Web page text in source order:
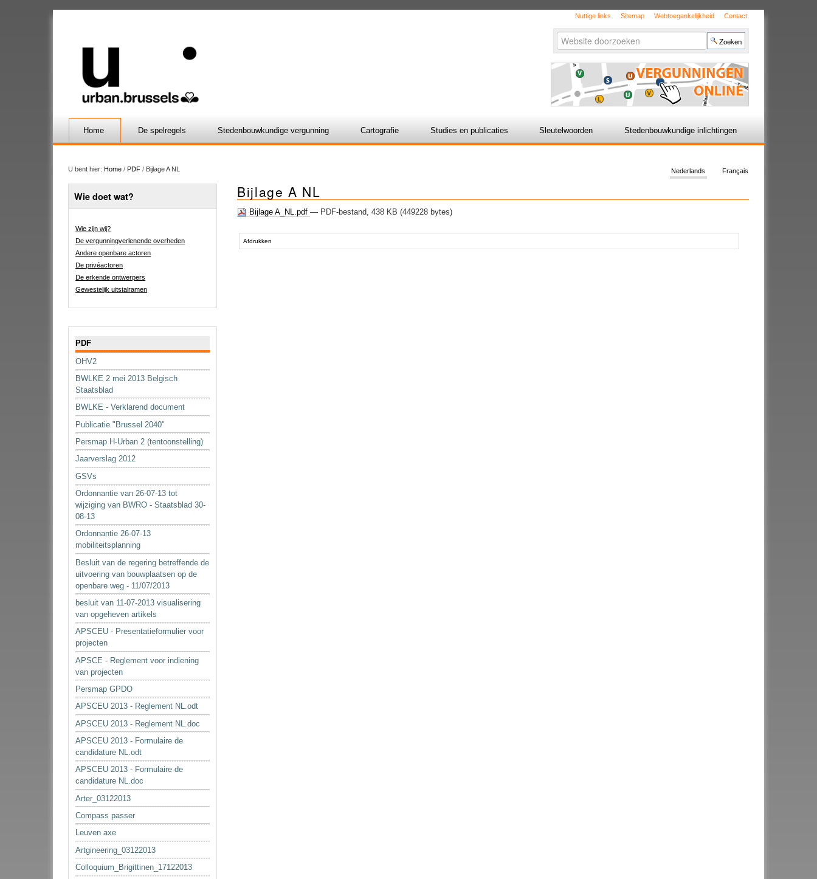
Nuttige links Sitemap Webtoegankelijkheid Contact
Zoek
zoeken...
Home De spelregels Stedenbouwkundige vergunning Cartografie Studies en publicaties Sleutelwoorden Stedenbouwkundige inlichtingen
U bent hier: Home / PDF / Bijlage A NL Français
Nederlands
Wie doet wat?
Wie zijn wij?
De vergunningverlenende overheden
Andere openbare actoren
De privéactoren
De erkende ontwerpers
Gewestelijk uitstalramen
PDF
OHV2
BWLKE 2 mei 2013 Belgisch
Staatsblad
BWLKE - Verklarend document
Publicatie "Brussel 2040"
Persmap H-Urban 2 (tentoonstelling)
Jaarverslag 2012
GSVs
Ordonnantie van 26-07-13 tot
wijziging van BWRO - Staatsblad 30-
08-13
Ordonnantie 26-07-13
mobiliteitsplanning
Besluit van de regering betreffende de
uitvoering van bouwplaatsen op de
openbare weg - 11/07/2013
besluit van 11-07-2013 visualisering
van opgeheven artikels
APSCEU - Presentatieformulier voor
projecten
APSCE - Reglement voor indiening
van projecten
Persmap GPDO
APSCEU 2013 - Reglement NL.odt
APSCEU 2013 - Reglement NL.doc
APSCEU 2013 - Formulaire de
candidature NL.odt
APSCEU 2013 - Formulaire de
candidature NL.doc
Arter_03122013
Compass passer
Leuven axe
Artgineering_03122013
Colloquium_Brigittinen_17122013
Bijlage A NL
Bijlage A_NL.pdf— PDF-bestand, 438 KB (449228 bytes)
acties
Afdrukken